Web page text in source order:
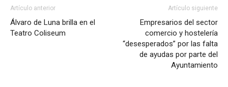
Artículo anterior
Álvaro de Luna brilla en el
Teatro Coliseum
Artículo siguiente
Empresarios del sector
comercio y hostelería
“desesperados” por las falta
de ayudas por parte del
Ayuntamiento